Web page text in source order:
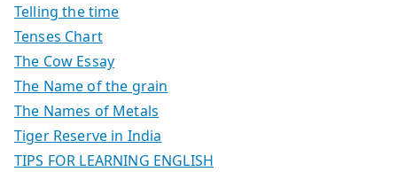
Telling the time
Tenses Chart
The Cow Essay
The Name of the grain
The Names of Metals
Tiger Reserve in India
TIPS FOR LEARNING ENGLISH